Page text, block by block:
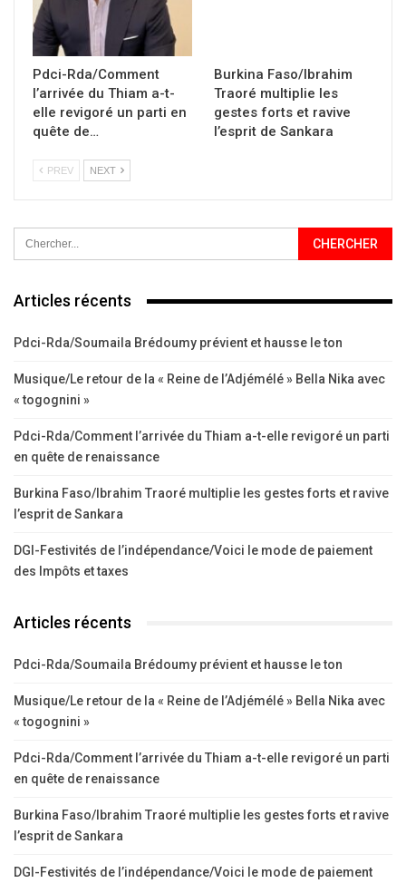
Pdci-Rda/Comment
l’arrivée du Thiam a-t-
elle revigoré un parti en
quête de…
Burkina Faso/Ibrahim
Traoré multiplie les
gestes forts et ravive
l’esprit de Sankara
PREV NEXT
Articles récents
Pdci-Rda/Soumaila Brédoumy prévient et hausse le ton
Musique/Le retour de la « Reine de l’Adjémélé » Bella Nika avec
« togognini »
Pdci-Rda/Comment l’arrivée du Thiam a-t-elle revigoré un parti
en quête de renaissance
Burkina Faso/Ibrahim Traoré multiplie les gestes forts et ravive
l’esprit de Sankara
DGI-Festivités de l’indépendance/Voici le mode de paiement
des Impôts et taxes
Articles récents
Pdci-Rda/Soumaila Brédoumy prévient et hausse le ton
Musique/Le retour de la « Reine de l’Adjémélé » Bella Nika avec
« togognini »
Pdci-Rda/Comment l’arrivée du Thiam a-t-elle revigoré un parti
en quête de renaissance
Burkina Faso/Ibrahim Traoré multiplie les gestes forts et ravive
l’esprit de Sankara
DGI-Festivités de l’indépendance/Voici le mode de paiement